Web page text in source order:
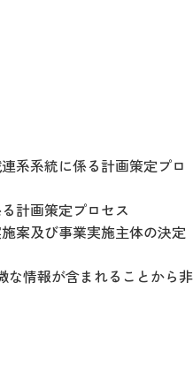
系系統に係る計画策定プロ
計画策定プロセス
案及び事業実施主体の決定
情報が含まれることから非